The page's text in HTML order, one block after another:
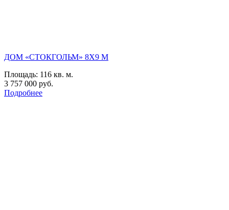
ДОМ «СТОКГОЛЬМ» 8Х9 М
Площадь: 116 кв. м.
3 757 000 руб.
Подробнее